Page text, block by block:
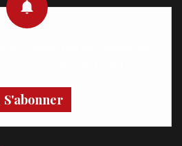
S'abonner